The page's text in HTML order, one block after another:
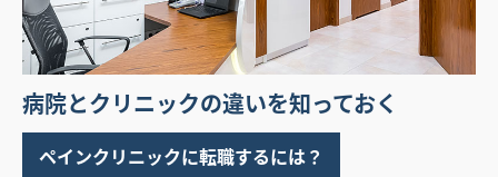
病院とクリニックの違いを知っておく
ペインクリニックに転職するには？